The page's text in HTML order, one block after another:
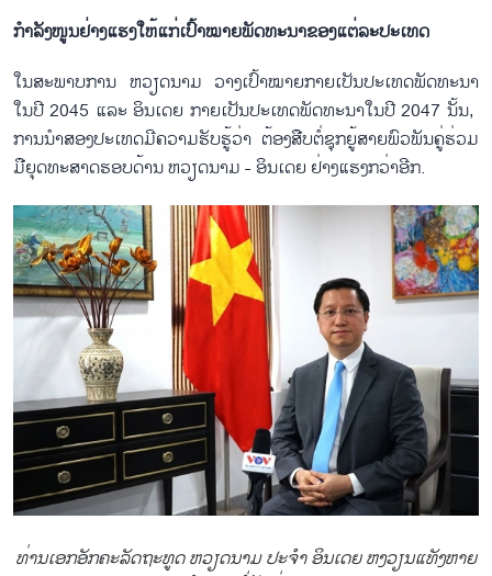
ກຳ​ລັງ​ໜູນ​ຢ່າງ​ແຮງ​ໃຫ້​ແກ່​ເປົ້າ​ໝາຍ​ພັດ​ທະ​ນາ​ຂອງ​ແຕ່​ລະ​ປະ​ເທດ
ໃນ​ສະ​ພາບ​ການ ຫວຽດ​ນາມ ວາງ​ເປົ້າ​ໝາຍ​ກາຍ​ເປັນ​ປະ​ເທດ​ພັດ​ທະ​ນາ​
ໃນ​ປີ 2045 ແລະ ອິນ​ເດຍ ກາຍ​ເປັນ​ປະ​ເທດ​ພັດ​ທະ​ນາ​ໃນ​ປີ 2047 ນັ້ນ, ​
ການ​ນຳ​ສອງ​ປະ​ເທດ​ມີ​ຄວາມ​ຮັບ​ຮູ້​ວ່າ ຕ້ອງ​ສືບ​ຕໍ່​ຊຸກ​ຍູ້ສາຍ​ພົວ​ພັນ​ຄູ່​ຮ່ວມ​
ມື​ຍຸດ​ທະ​ສາດ​ຮອບ​ດ້ານ ຫວຽດ​ນາມ - ອ​ິນ​ເດຍ ​ຢ່າງ​ແຮງກວ່າ​ອີກ.
ທ່ານ​ເອກ​ອັກ​ຄະ​ລັດ​ຖະ​ທູດ ຫວຽດ​ນາມ ປະ​ຈຳ ອິນ​ເດຍ ຫງວຽນ​ແທັງ​ຫາຍ